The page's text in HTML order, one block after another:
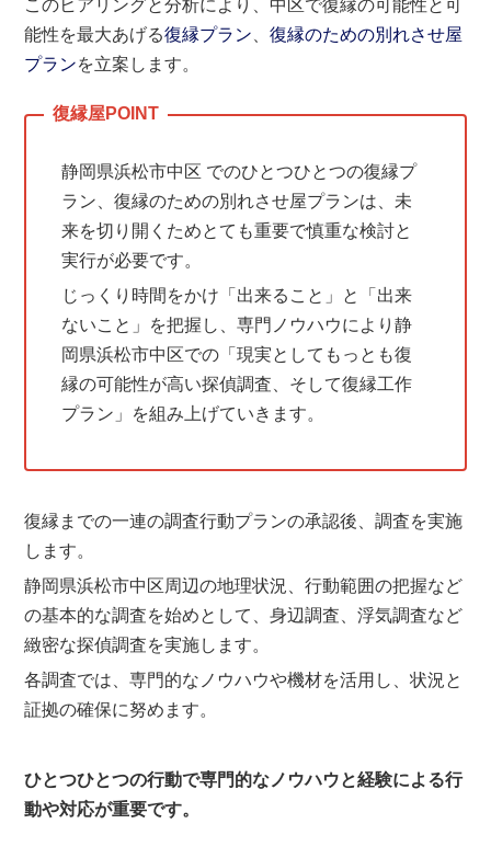
このヒアリングと分析により、中区で復縁の可能性と可
能性を最大あげる復縁プラン 、復縁のための別れさせ屋
プランを立案します。
静岡県浜松市中区 でのひとつひとつの復縁プ
ラン、復縁のための別れさせ屋プランは、未
来を切り開くためとても重要で慎重な検討と
実行が必要です。
じっくり時間をかけ「出来ること」と「出来
ないこと」を把握し、専門ノウハウにより静
岡県浜松市中区での「現実としてもっとも復
縁の可能性が高い探偵調査、そして復縁工作
プラン」を組み上げていきます。
復縁までの一連の調査行動プランの承認後、調査を実施
します。
静岡県浜松市中区周辺の地理状況、行動範囲の把握など
の基本的な調査を始めとして、身辺調査、浮気調査など
緻密な探偵調査を実施します。
各調査では、専門的なノウハウや機材を活用し、状況と
証拠の確保に努めます。
ひとつひとつの行動で専門的なノウハウと経験による行
動や対応が重要です。